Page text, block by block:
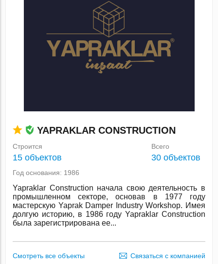
YAPRAKLAR CONSTRUCTION
Строится
15 объектов
Всего
30 объектов
Год основания: 1986
Yapraklar Construction начала свою деятельность в
промышленном секторе, основав в 1977 году
мастерскую Yaprak Damper Industry Workshop. Имея
долгую историю, в 1986 году Yapraklar Construction
была зарегистрирована ее...
Смотреть все объекты Связаться с компанией